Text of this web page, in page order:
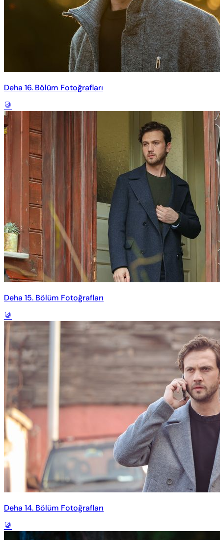
Deha 16. Bölüm Fotoğrafları
Deha 15. Bölüm Fotoğrafları
Deha 14. Bölüm Fotoğrafları